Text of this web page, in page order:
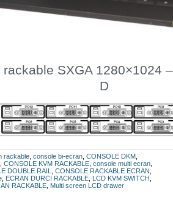
SXGA 1280×1024
D
rackable console bi-ecran CONSOLE DKM
CONSOLE KVM RACKABLE console multi ecran
DOUBLE RAIL
CONSOLE RACKABLE ECRAN
ECRAN DURCI RACKABLE LCD KVM SWITCH
RACKABLE Multi screen LCD drawer